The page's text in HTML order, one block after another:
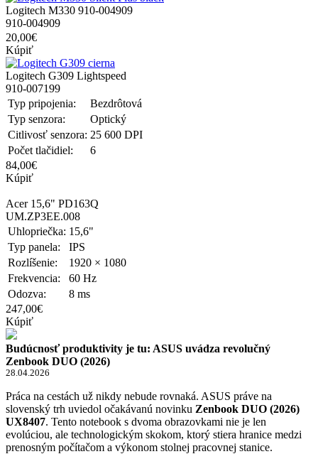
Logitech M330 910-004909
910-004909
20,00€
Kúpiť
Logitech G309 Lightspeed
910-007199
Typ pripojenia:
Bezdrôtová
Typ senzora:
Optický
Citlivosť senzora: 25 600 DPI
Počet tlačidiel:
6
84,00€
Kúpiť
Acer 15,6" PD163Q
UM.ZP3EE.008
Uhlopriečka: 15,6"
Typ panela:
IPS
Rozlíšenie:
1920 × 1080
Frekvencia:
60 Hz
Odozva:
8 ms
247,00€
Kúpiť
Budúcnosť produktivity je tu: ASUS uvádza revolučný
Zenbook DUO (2026)
28.04.2026
Práca na cestách už nikdy nebude rovnaká. ASUS práve na
slovenský trh uviedol očakávanú novinku Zenbook DUO (2026)
UX8407. Tento notebook s dvoma obrazovkami nie je len
evolúciou, ale technologickým skokom, ktorý stiera hranice medzi
prenosným počítačom a výkonom stolnej pracovnej stanice.